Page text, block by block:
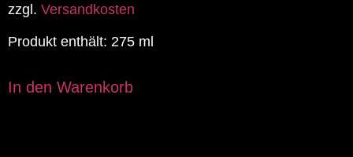
zzgl. Versandkosten
Produkt enthält: 275 ml
In den Warenkorb